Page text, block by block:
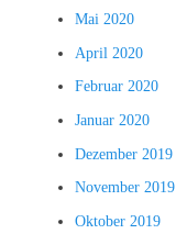
Mai 2020
April 2020
Februar 2020
Januar 2020
Dezember 2019
November 2019
Oktober 2019